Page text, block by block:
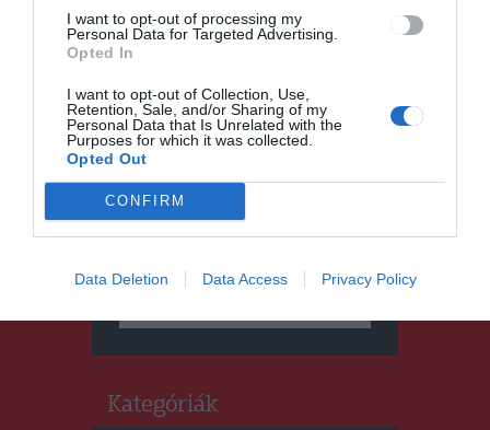
I want to opt-out of processing my
Personal Data for Targeted Advertising.
Opted In
I want to opt-out of Collection, Use,
Retention, Sale, and/or Sharing of my
Personal Data that Is Unrelated with the
Purposes for which it was collected.
Opted Out
CONFIRM
Data Deletion Data Access Privacy Policy
Hétvégén újra vásár!
Keresés
Kategóriák